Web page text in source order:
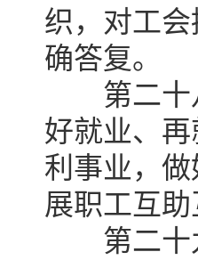
织，对工
确答复。
第二十八
好就业、
利事业，
展职工互
第二十九